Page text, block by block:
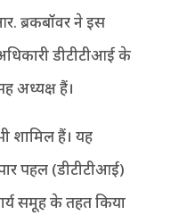
ब्रकबॉवर ने इस
डीटीटीआई के
अध्यक्ष हैं।
शामिल हैं। यह
पहल (डीटीटीआई)
समूह के तहत किया